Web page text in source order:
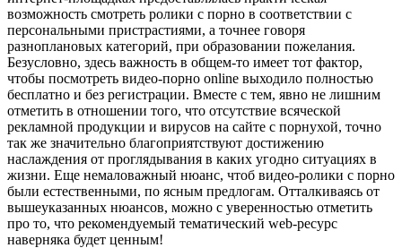
возможность смотреть ролики с порно в соответствии с
персональными пристрастиями, а точнее говоря
разноплановых категорий, при образовании пожелания.
Безусловно, здесь важность в общем-то имеет тот фактор,
чтобы посмотреть видео-порно online выходило полностью
бесплатно и без регистрации. Вместе с тем, явно не лишним
отметить в отношении того, что отсутствие всяческой
рекламной продукции и вирусов на сайте с порнухой, точно
так же значительно благоприятствуют достижению
наслаждения от проглядывания в каких угодно ситуациях в
жизни. Еще немаловажный нюанс, чтоб видео-ролики с порно
были естественными, по ясным предлогам. Отталкиваясь от
вышеуказанных нюансов, можно с уверенностью отметить
про то, что рекомендуемый тематический web-ресурс
наверняка будет ценным!